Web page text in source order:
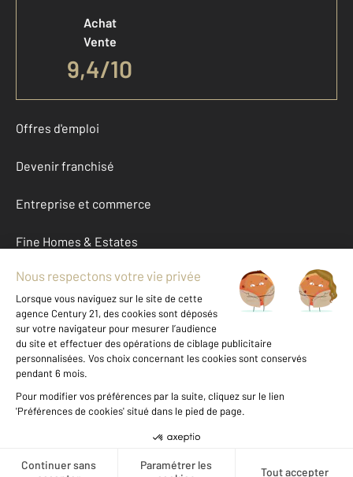
Achat
Vente
9,4/10
Offres d'emploi
Devenir franchisé
Entreprise et commerce
Fine Homes & Estates
À propos
International
Nous contacter
Données personnelles
Gestionnaire des cookies